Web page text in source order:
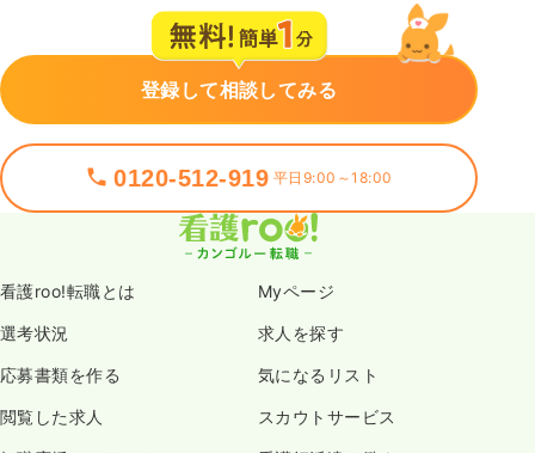
登録して相談してみる
0120-512-919 平日9:00～18:00
看護roo!転職とは Myページ
選考状況 求人を探す
応募書類を作る 気になるリスト
閲覧した求人 スカウトサービス